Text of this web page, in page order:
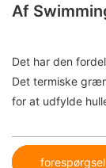
Af
Det har den
Det termiske
for at udfylde
forespørgsel